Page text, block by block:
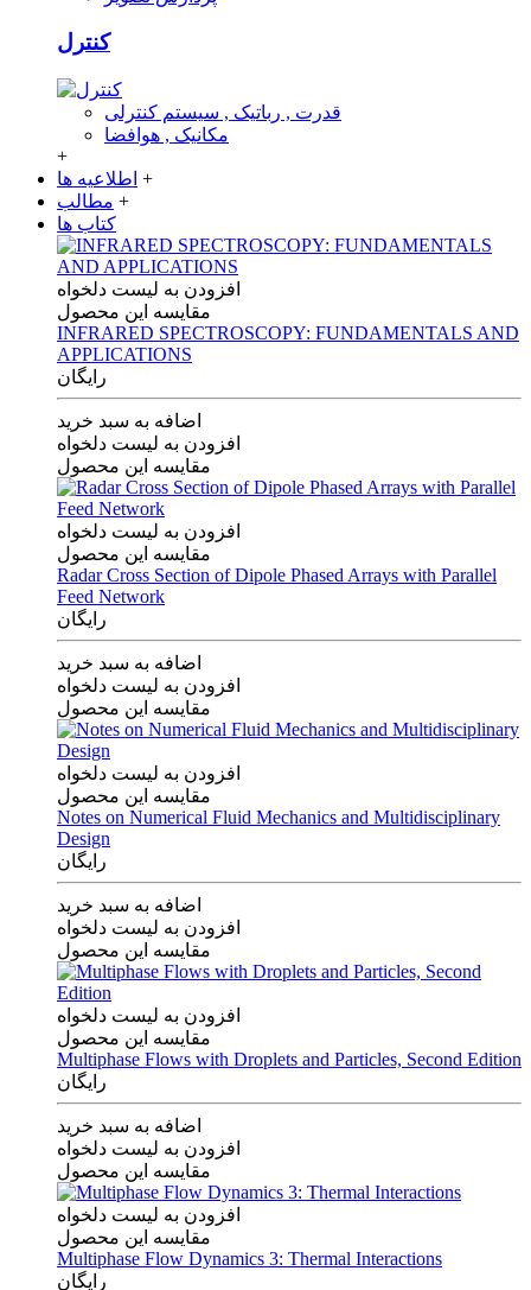
کنترل
قدرت , رباتیک , سیستم کنترلی
مکانیک , هوافضا
+
اطلاعیه ها +
مطالب +
کتاب ها
افزودن به لیست دلخواه
مقایسه این محصول
INFRARED SPECTROSCOPY: FUNDAMENTALS AND
APPLICATIONS
رایگان
اضافه به سبد خرید
افزودن به لیست دلخواه
مقایسه این محصول
افزودن به لیست دلخواه
مقایسه این محصول
Radar Cross Section of Dipole Phased Arrays with Parallel
Feed Network
رایگان
اضافه به سبد خرید
افزودن به لیست دلخواه
مقایسه این محصول
افزودن به لیست دلخواه
مقایسه این محصول
Notes on Numerical Fluid Mechanics and Multidisciplinary
Design
رایگان
اضافه به سبد خرید
افزودن به لیست دلخواه
مقایسه این محصول
افزودن به لیست دلخواه
مقایسه این محصول
Multiphase Flows with Droplets and Particles, Second Edition
رایگان
اضافه به سبد خرید
افزودن به لیست دلخواه
مقایسه این محصول
افزودن به لیست دلخواه
مقایسه این محصول
Multiphase Flow Dynamics 3: Thermal Interactions
رایگان